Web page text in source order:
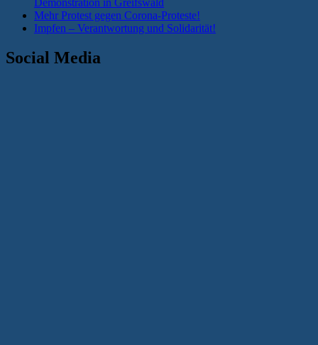
Mehr Protest gegen Corona-Proteste!
Impfen – Verantwortung und Solidarität!
Social Media